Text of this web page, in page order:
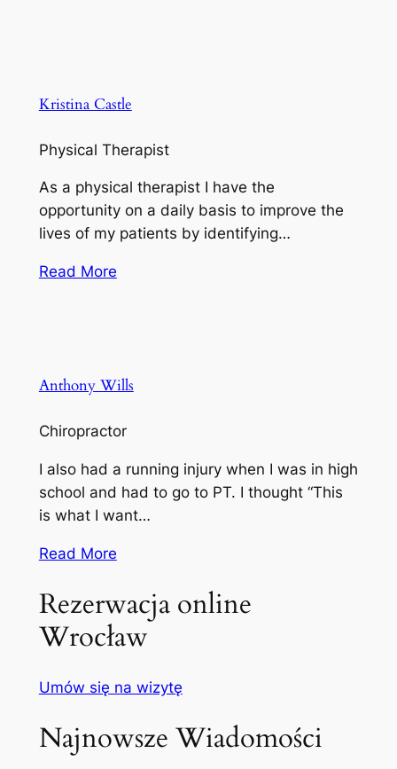
Kristina Castle
Physical Therapist
As a physical therapist I have the
opportunity on a daily basis to improve the
lives of my patients by identifying…
Read More
Anthony Wills
Chiropractor
I also had a running injury when I was in high
school and had to go to PT. I thought “This
is what I want…
Read More
Rezerwacja online
Wrocław
Umów się na wizytę
Najnowsze Wiadomości